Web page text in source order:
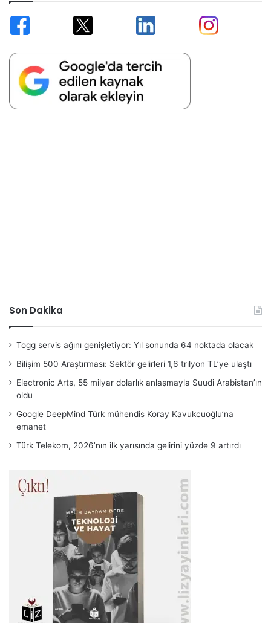
Son Dakika
Togg servis ağını genişletiyor: Yıl sonunda 64 noktada olacak
Bilişim 500 Araştırması: Sektör gelirleri 1,6 trilyon TL’ye ulaştı
Electronic Arts, 55 milyar dolarlık anlaşmayla Suudi Arabistan’ın
oldu
Google DeepMind Türk mühendis Koray Kavukcuoğlu’na
emanet
Türk Telekom, 2026’nın ilk yarısında gelirini yüzde 9 artırdı